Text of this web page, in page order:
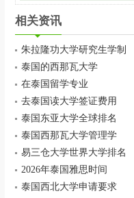
相关资讯
朱拉隆功大学研究生学制
泰国的西那瓦大学
在泰国留学专业
去泰国读大学签证费用
泰国东亚大学全球排名
泰国西那瓦大学管理学
易三仓大学世界大学排名
2026年泰国雅思时间
泰国西北大学申请要求